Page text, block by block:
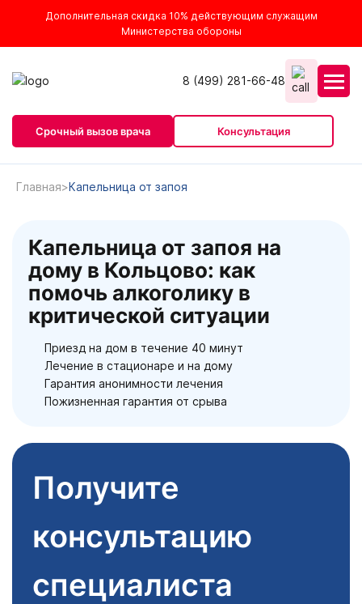
Дополнительная скидка 10% действующим служащим
Министерства обороны
8 (499) 281-66-48
Срочный вызов врача Консультация
Главная Капельница от запоя
Капельница от запоя на
дому в Кольцово: как
помочь алкоголику в
критической ситуации
Приезд на дом в течение 40 минут
Лечение в стационаре и на дому
Гарантия анонимности лечения
Пожизненная гарантия от срыва
Получите
консультацию
специалиста